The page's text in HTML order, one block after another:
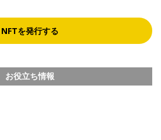
NFTを発行する
お役立ち情報